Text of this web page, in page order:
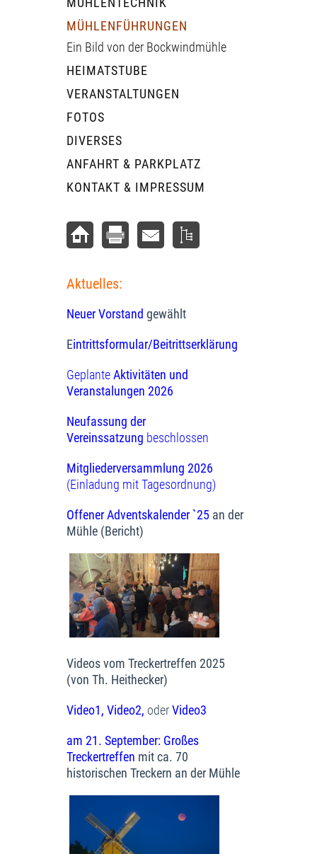
MÜHLENFÜHRUNGEN
Ein Bild von der Bockwindmühle
HEIMATSTUBE
VERANSTALTUNGEN
FOTOS
DIVERSES
ANFAHRT & PARKPLATZ
KONTAKT & IMPRESSUM
Aktuelles:
Neuer Vorstand gewählt
Eintrittsformular/Beitrittserklärung
GeplanteAktivitäten und
Veranstalungen 2026
Neufassung der
Vereinssatzung beschlossen
Mitgliederversammlung 2026
(Einladung mit Tagesordnung)
Offener Adventskalender `25 an der
Mühle (Bericht)
Videos vom Treckertreffen 2025
(von Th. Heithecker)
Video1, Video2, oderVideo3
am 21. September: Großes
Treckertreffen mit ca. 70
historischen Treckern an der Mühle